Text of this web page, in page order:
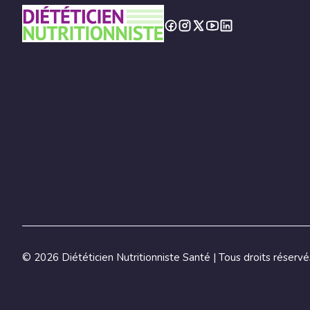
© 2026 Diététicien Nutritionniste Santé | Tous droits